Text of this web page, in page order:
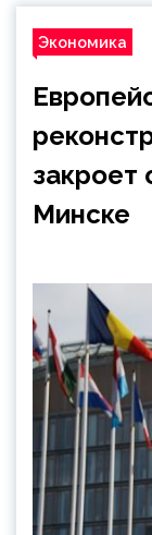
Экономика
закроет
Минске